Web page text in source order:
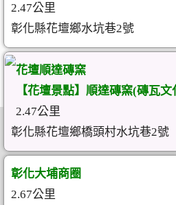
2.47公里
彰化縣花壇鄉水坑巷2號
花壇順達磚窯
【花壇景點】順達磚窯(磚瓦
2.47公里
彰化縣花壇鄉橋頭村水坑巷2號
彰化大埔商圈
2.67公里